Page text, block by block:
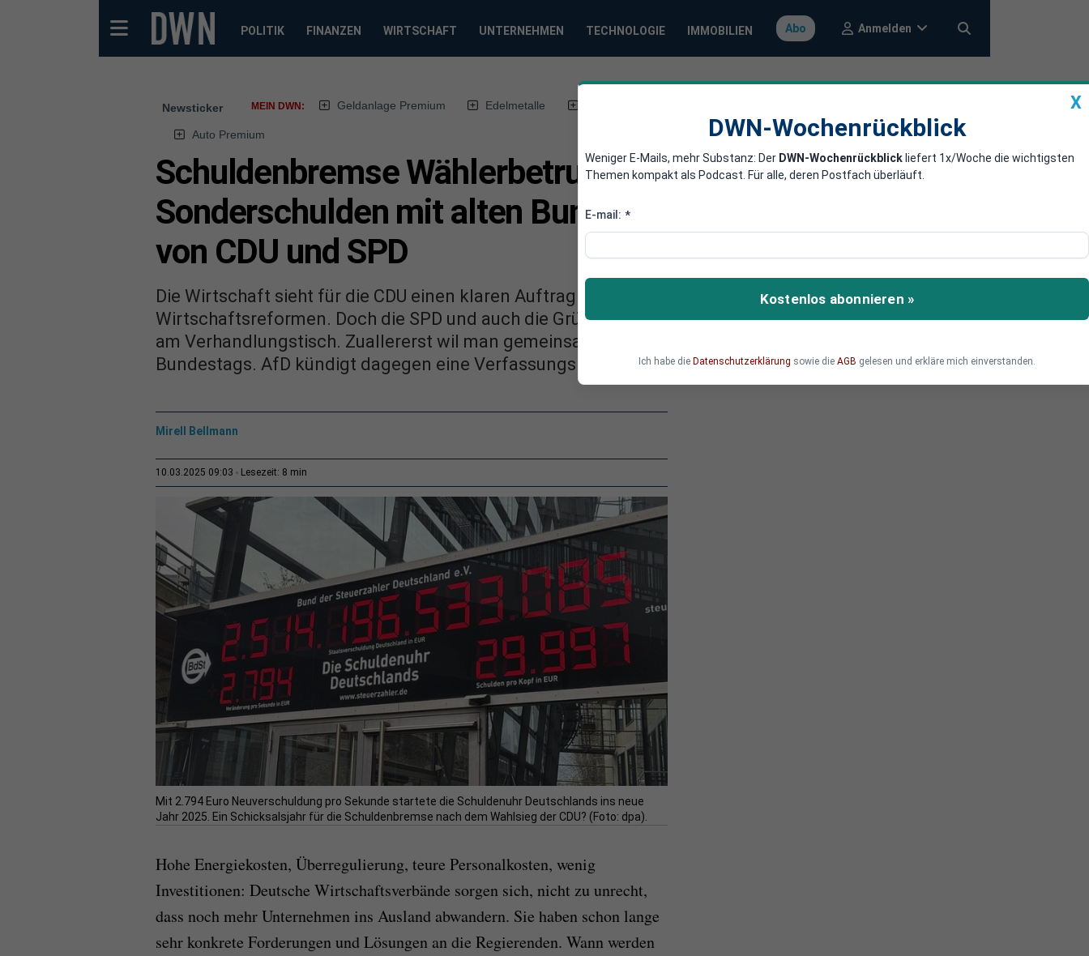
POLITIK FINANZEN WIRTSCHAFT UNTERNEHMEN TECHNOLOGIE IMMOBILIEN Abo Anmelden
Newsticker MEIN DWN: Geldanlage Premium Edelmetalle
Auto Premium
Schuldenbremse Wählerbetrug: 500 Milliarden
Sonderschulden mit alten Bundestag - Das Ergebnis
von CDU und SPD
Die Wirtschaft sieht für die CDU einen klaren Auftrag für Umsetzung dringende
Wirtschaftsreformen. Doch die SPD und auch die Grünen und damit der Klimaschutz sitzen mit
am Verhandlungstisch. Zuallererst wil man gemeinsam Schulden machen – mithilfe des alten
Bundestags. AfD kündigt dagegen eine Verfassungsklage an.
Mirell Bellmann
10.03.2025 09:03 Lesezeit: 8 min
Mit 2.794 Euro Neuverschuldung pro Sekunde startete die Schuldenuhr Deutschlands ins neue
Jahr 2025. Ein Schicksalsjahr für die Schuldenbremse nach dem Wahlsieg der CDU? (Foto: dpa).
Hohe Energiekosten, Überregulierung, teure Personalkosten, wenig
Investitionen: Deutsche Wirtschaftsverbände sorgen sich, nicht zu unrecht,
dass noch mehr Unternehmen ins Ausland abwandern. Sie haben schon lange
sehr konkrete Forderungen und Lösungen an die Regierenden. Wann werden
X
DWN-Wochenrückblick
Weniger E-Mails, mehr Substanz: Der DWN-Wochenrückblick liefert 1x/Woche die wichtigsten
Themen kompakt als Podcast. Für alle, deren Postfach überläuft.
E-mail: *
Kostenlos abonnieren »
Ich habe die Datenschutzerklärung sowie die AGB gelesen und erkläre mich einverstanden.